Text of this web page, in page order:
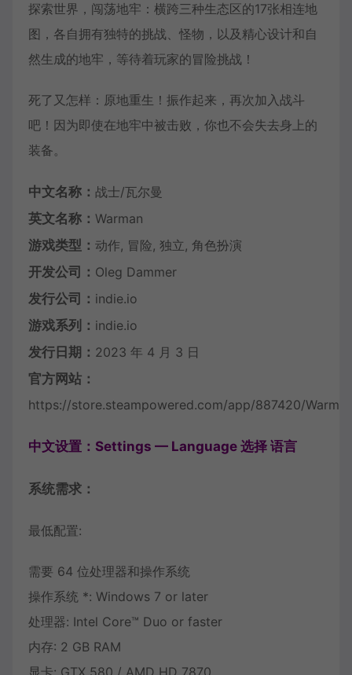
探索世界，闯荡地牢：横跨三种生态区的17张相连地
图，各自拥有独特的挑战、怪物，以及精心设计和自
然生成的地牢，等待着玩家的冒险挑战！
死了又怎样：原地重生！振作起来，再次加入战斗
吧！因为即使在地牢中被击败，你也不会失去身上的
装备。
中文名称： 战士/瓦尔曼
英文名称： Warman
游戏类型： 动作, 冒险, 独立, 角色扮演
开发公司： Oleg Dammer
发行公司： indie.io
游戏系列： indie.io
发行日期： 2023 年 4 月 3 日
官方网站：
https://store.steampowered.com/app/887420/
中文设置：Settings — Language 选择 语言
系统需求：
最低配置:
需要 64 位处理器和操作系统
操作系统 *: Windows 7 or later
处理器: Intel Core™ Duo or faster
内存: 2 GB RAM